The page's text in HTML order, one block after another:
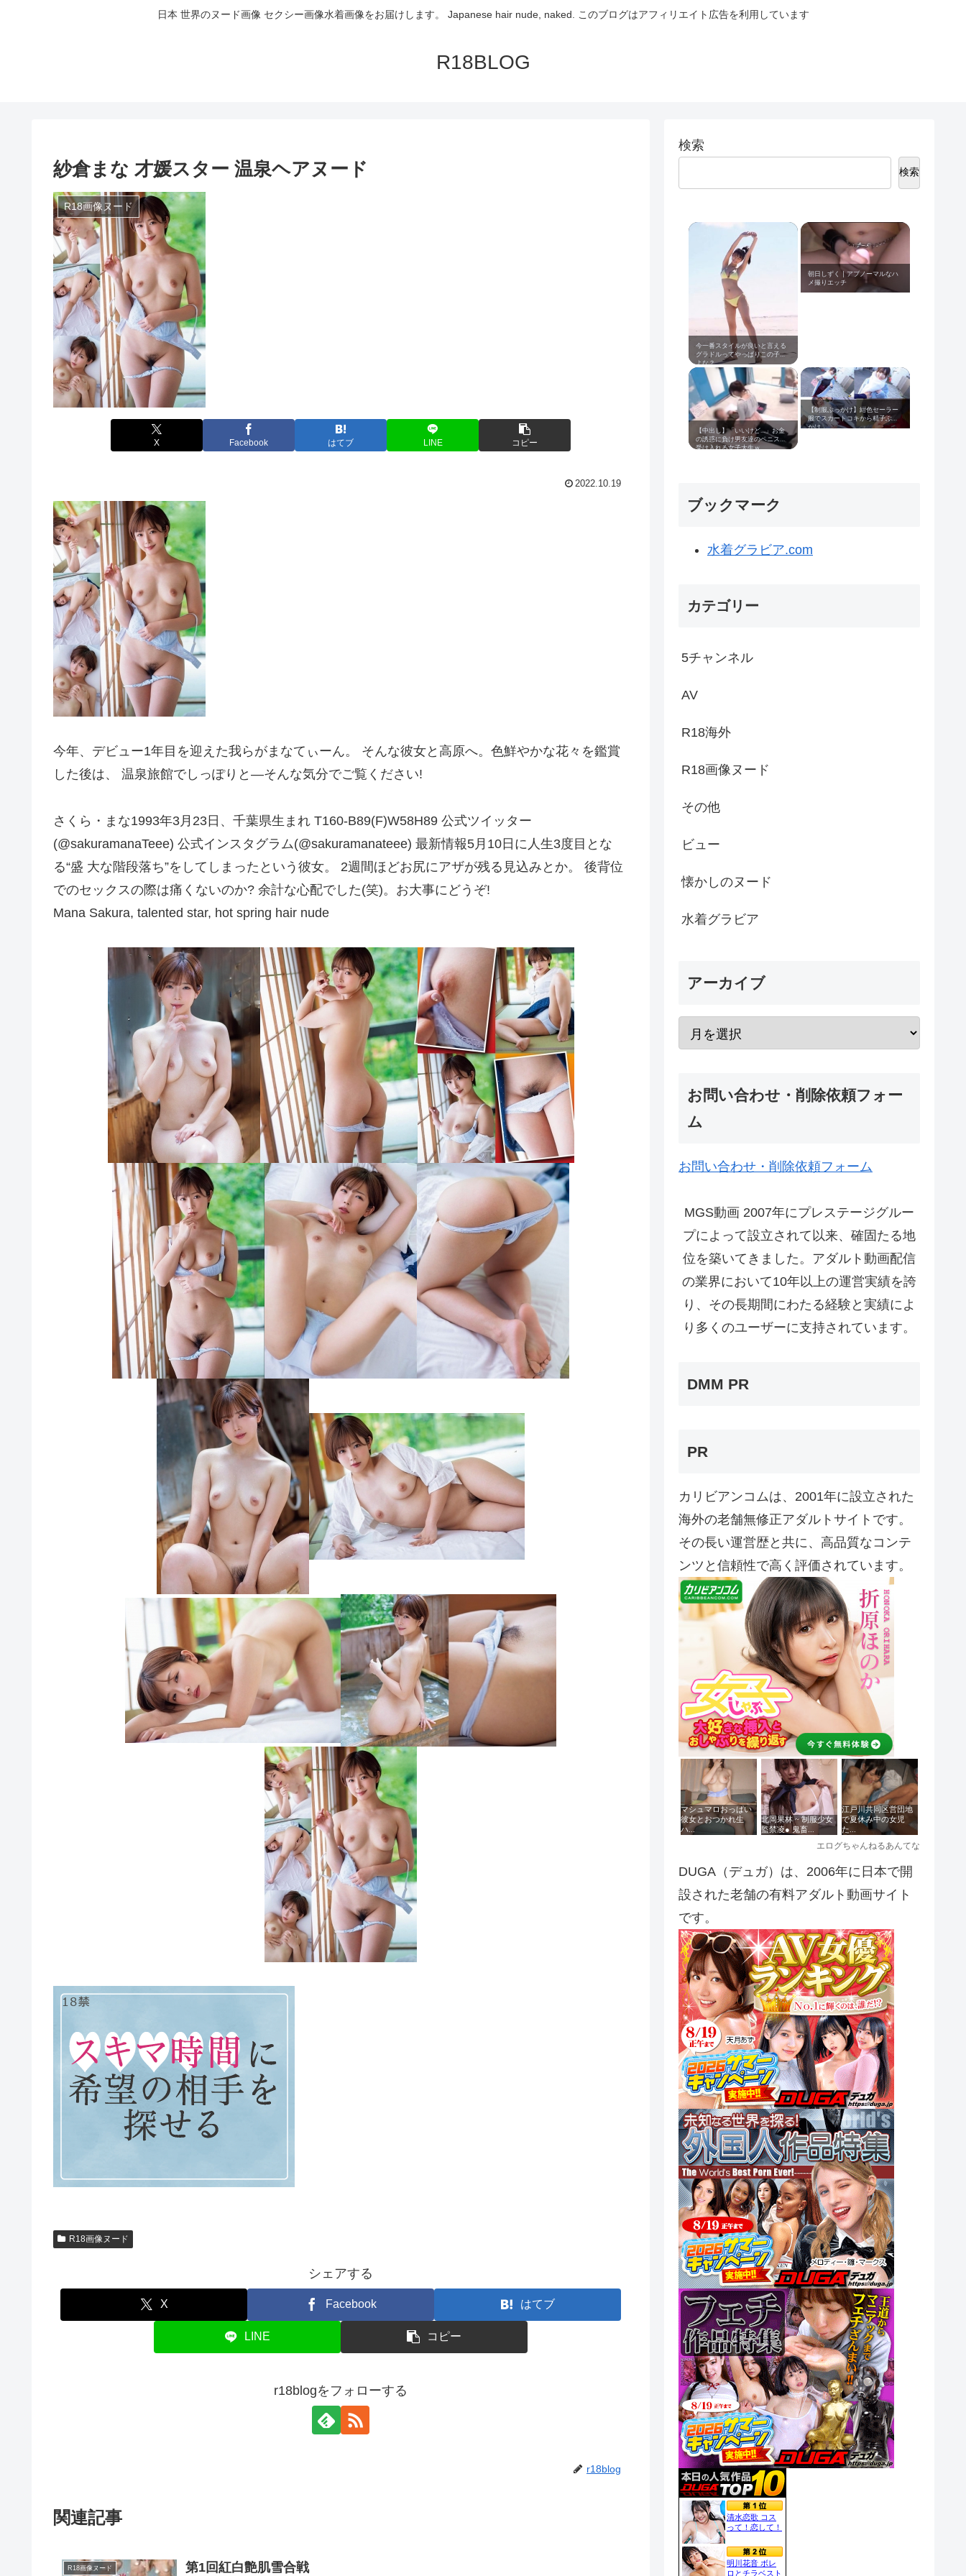
日本 世界のヌード画像 セクシー画像水着画像をお届けします。 Japanese hair nude, naked. このブログはアフィリエイト広告を利用しています
R18BLOG
紗倉まな 才媛スター 温泉ヘアヌード
R18画像ヌード
X Facebook はてブ LINE コピー
2022.10.19
今年、デビュー1年目を迎えた我らがまなてぃーん。 そんな彼女と高原へ。色鮮やかな花々を鑑賞
した後は、 温泉旅館でしっぽりと―そんな気分でご覧ください!
さくら・まな1993年3月23日、千葉県生まれ T160-B89(F)W58H89 公式ツイッター
(@sakuramanaTeee) 公式インスタグラム(@sakuramanateee) 最新情報5月10日に人生3度目とな
る“盛 大な階段落ち”をしてしまったという彼女。 2週間ほどお尻にアザが残る見込みとか。 後背位
でのセックスの際は痛くないのか? 余計な心配でした(笑)。お大事にどうぞ!
Mana Sakura, talented star, hot spring hair nude
R18画像ヌード
シェアする
X Facebook はてブ
LINE コピー
r18blogをフォローする
r18blog
関連記事
R18画像ヌード 第1回紅白艶肌雪合戦
検索
検索
今一番スタイルが良いと言える
グラドルってやっぱりこの子だ
よな？
朝日しずく | アブノーマルなハ
メ撮りエッチ
【中出し】「いいけど…」お金
の誘惑に負け男友達のペニスを
受け入れる女子大生ｗ
【制服ぶっかけ】紺色セーラー
服でスカートコキから精子ぶっ
かけ
ブックマーク
水着グラビア.com
カテゴリー
5チャンネル
AV
R18海外
R18画像ヌード
その他
ビュー
懐かしのヌード
水着グラビア
アーカイブ
お問い合わせ・削除依頼フォー
ム
お問い合わせ・削除依頼フォーム
MGS動画 2007年にプレステージグルー
プによって設立されて以来、確固たる地
位を築いてきました。アダルト動画配信
の業界において10年以上の運営実績を誇
り、その長期間にわたる経験と実績によ
り多くのユーザーに支持されています。
DMM PR
PR
カリビアンコムは、2001年に設立された
海外の老舗無修正アダルトサイトです。
その長い運営歴と共に、高品質なコンテ
ンツと信頼性で高く評価されています。
DUGA（デュガ）は、2006年に日本で開
設された老舗の有料アダルト動画サイト
です。